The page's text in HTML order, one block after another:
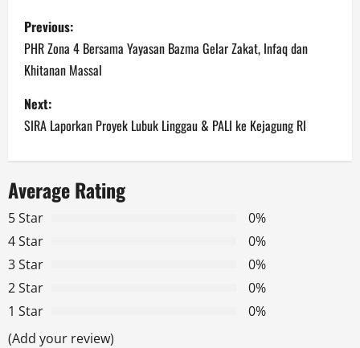
P
o
s
t
n
a
v
i
g
a
Previous:
PHR Zona 4 Bersama Yayasan Bazma Gelar Zakat, Infaq dan
Khitanan Massal
Next:
SIRA Laporkan Proyek Lubuk Linggau & PALI ke Kejagung RI
Average Rating
5 Star
0%
4 Star
0%
3 Star
0%
2 Star
0%
1 Star
0%
(Add your review)